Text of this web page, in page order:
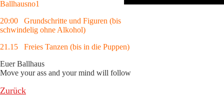
Ballhausno1
20:00 Grundschritte und Figuren (bis
schwindelig ohne Alkohol)
21.15 Freies Tanzen (bis in die Puppen)
Euer Ballhaus
Move your ass and your mind will follow
Zurück